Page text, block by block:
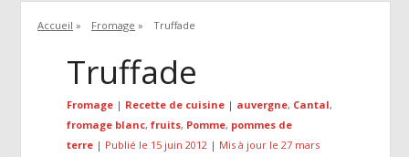
Accueil » Fromage » Truffade
Truffade
Fromage | Recette de cuisine | auvergne, Cantal,
fromage blanc,fruits, Pomme, pommes de
terre | Publié le 15 juin 2012 | Mis à jour le 27 mars